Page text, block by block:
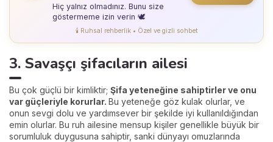
Hiç yalnız olmadınız. Bunu size
göstermeme izin verin 🕊️
🕯️ Ruhsal rehberlik • Özel ve gizli sohbet
3. Savaşçı şifacıların ailesi
Bu çok güçlü bir kimliktir; Şifa yeteneğine sahiptirler ve onu
var güçleriyle korurlar. Bu yeteneğe göz kulak olurlar, ve
onun sevgi dolu ve yardımsever bir şekilde iyi kullanıldığından
emin olurlar. Bu ruh ailesine mensup kişiler genellikle büyük bir
sorumluluk duygusuna sahiptir, sanki dünyayı omuzlarında